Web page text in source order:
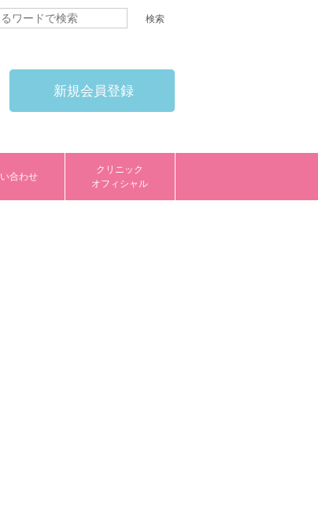
新規会員登録
合わせ
クリニック
オフィシャル